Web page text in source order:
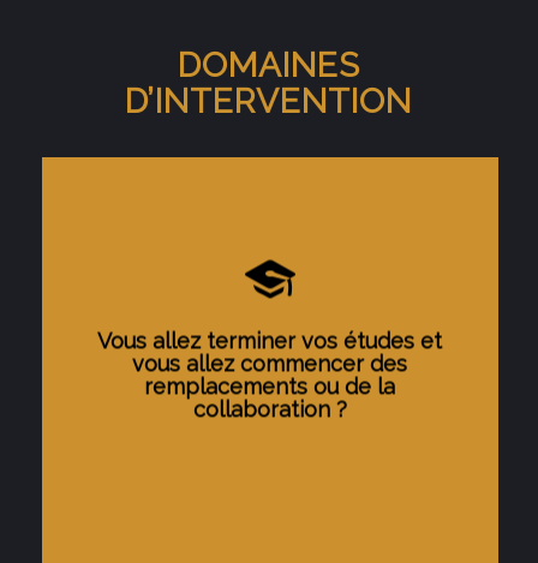
DOMAINES
D’INTERVENTION
Vous allez terminer vos études et
vous allez commencer des
remplacements ou de la
collaboration ?
Création du statut
Inscription à la retraite
Modulation des cotisations